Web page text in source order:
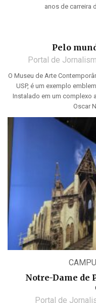
anos de carreira
Pelo
Portal de
O Museu de Arte
USP, é um exemplo
Instalado em um complexo
Oscar
Notre-Dame de
Portal de